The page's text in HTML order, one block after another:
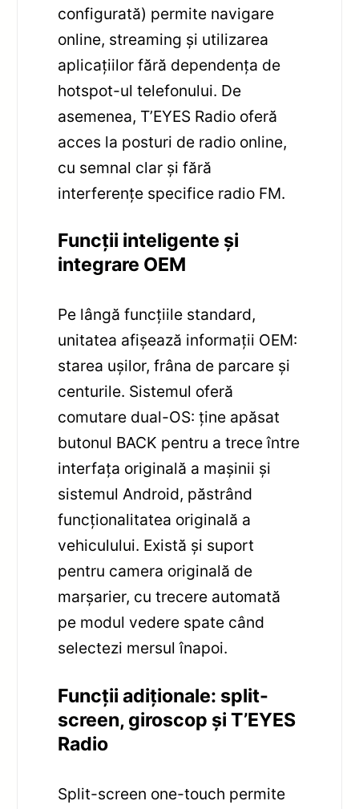
configurată) permite navigare
online, streaming și utilizarea
aplicațiilor fără dependența de
hotspot-ul telefonului. De
asemenea, T’EYES Radio oferă
acces la posturi de radio online,
cu semnal clar și fără
interferențe specifice radio FM.
Funcții inteligente și
integrare OEM
Pe lângă funcțiile standard,
unitatea afișează informații OEM:
starea ușilor, frâna de parcare și
centurile. Sistemul oferă
comutare dual-OS: ține apăsat
butonul BACK pentru a trece între
interfața originală a mașinii și
sistemul Android, păstrând
funcționalitatea originală a
vehiculului. Există și suport
pentru camera originală de
marșarier, cu trecere automată
pe modul vedere spate când
selectezi mersul înapoi.
Funcții adiționale: split-
screen, giroscop și T’EYES
Radio
Split-screen one-touch permite